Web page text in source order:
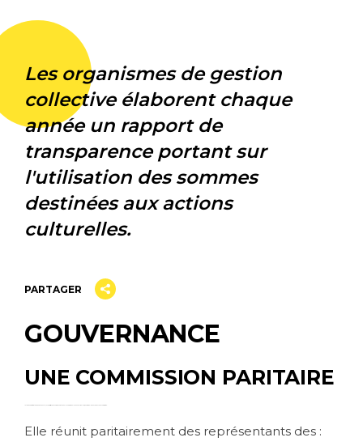
Les organismes de gestion
collective élaborent chaque
année un rapport de
transparence portant sur
l'utilisation des sommes
destinées aux actions
culturelles.
PARTAGER
GOUVERNANCE
UNE COMMISSION PARITAIRE
Elle réunit paritairement des représentants des :